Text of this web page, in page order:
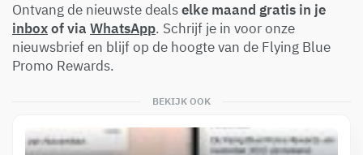
Ontvang de nieuwste dealselke maand gratis in je
inboxof via WhatsApp. Schrijf je in voor onze
nieuwsbrief en blijf op de hoogte van de Flying Blue
Promo Rewards.
BEKIJK OOK